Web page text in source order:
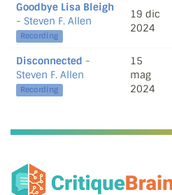
Goodbye Lisa Bleigh
- Steven F. Allen
Recording
19 dic
2024
Disconnected -
Steven F. Allen
Recording
15
mag
2024